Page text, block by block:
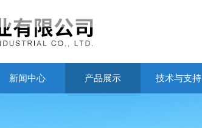
新闻中心 产品展示 技术与支持